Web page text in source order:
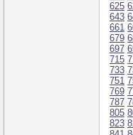
625
643
661
679
697
715
733
751
769
787
805
823